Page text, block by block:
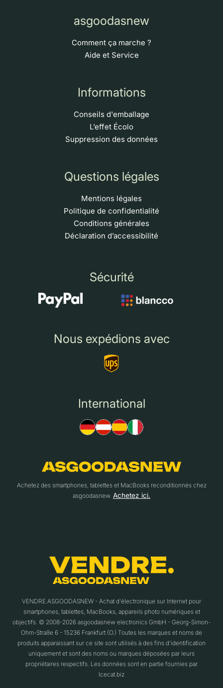
asgoodasnew
Comment ça marche ?
Aide et Service
Informations
Conseils d'emballage
L’effet Écolo
Suppression des données
Questions légales
Mentions légales
Politique de confidentialité
Conditions générales
Déclaration d’accessibilité
Sécurité
Nous expédions avec
International
Achetez des smartphones, tablettes et MacBooks reconditionnés chez
asgoodasnew. Achetez ici.
VENDRE.ASGOODASNEW - Achat d'électronique sur Internet pour
smartphones, tablettes, MacBooks, appareils photo numériques et
objectifs. © 2008-2026 asgoodasnew electronics GmbH - Georg-Simon-
Ohm-Straße 6 - 15236 Frankfurt (O.) Toutes les marques et noms de
produits apparaissant sur ce site sont utilisés à des fins d'identification
uniquement et sont des noms ou marques déposées par leurs
propriétaires respectifs. Les données sont en partie fournies par
Icecat.biz